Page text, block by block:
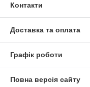
Контакти
Доставка та оплата
Графік роботи
Повна версія сайту